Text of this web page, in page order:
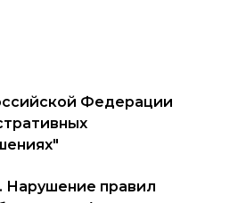
Нарушение правил
Федерации